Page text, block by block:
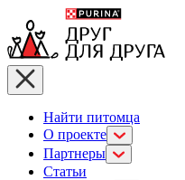
Найти питомца
О проекте
Партнеры
Статьи